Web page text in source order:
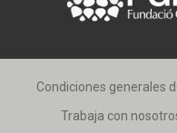
Condiciones generales
Trabaja con